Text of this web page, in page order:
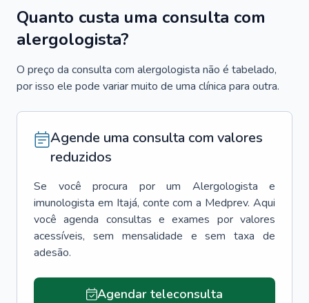
Quanto custa uma consulta com
alergologista?
O preço da consulta com alergologista não é tabelado,
por isso ele pode variar muito de uma clínica para outra.
Agende uma consulta com valores
reduzidos
Se você procura por um
Alergologista e
imunologista em Itajá, conte com a Medprev. Aqui
você agenda consultas e exames por valores
acessíveis, sem mensalidade e sem taxa de
adesão.
Agendar teleconsulta